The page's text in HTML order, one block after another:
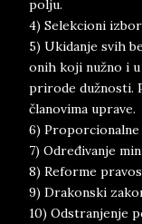
polju.
4) Selekcioni
5) Ukidanje svih
onih koji nužno i
prirode dužnosti.
članovima uprave.
6) Proporcionalne
7) Određivanje
8) Reforme
9) Drakonski
10) Odstranjenje